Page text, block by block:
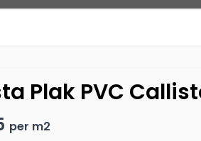
Schoonloopmatten
Plak PVC
per m2